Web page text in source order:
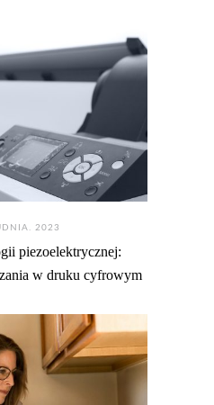
2023
piezoelektrycznej:
w druku cyfrowym